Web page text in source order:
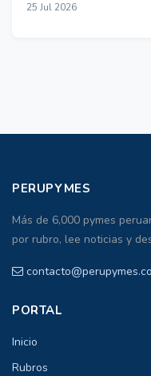
25 Jul 2026
PERUPYMES
Más de 6,000 pymes
por rubro, lee noticias y
PORTAL
Inicio
Rubros